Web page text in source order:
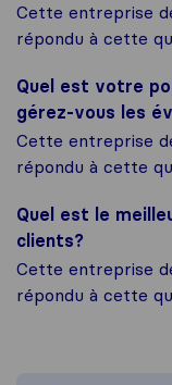
Cette entreprise
répondu à cette
Quel est votre
gérez-vous les
Cette entreprise
répondu à cette
Quel est le
clients?
Cette entreprise
répondu à cette